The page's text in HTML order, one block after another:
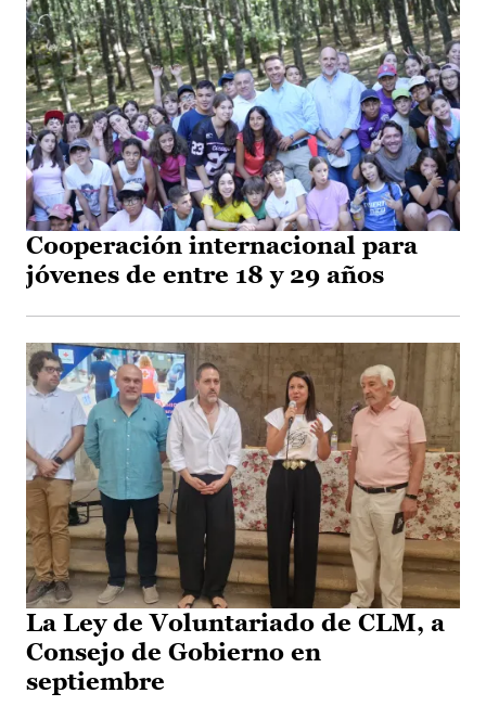
Cooperación internacional para
jóvenes de entre 18 y 29 años
La Ley de Voluntariado de CLM, a
Consejo de Gobierno en
septiembre